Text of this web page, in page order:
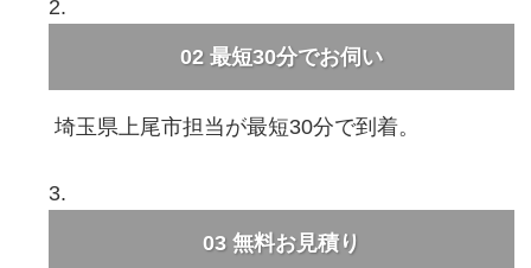
02最短30分でお伺い
埼玉県上尾市担当が最短30分で到着。
03無料お見積り